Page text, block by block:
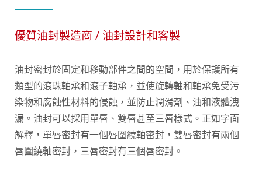
優質油封製造商 / 油封設計和客製
油封密封於固定和移動部件之間的空間，用於保護所有
類型的滾珠軸承和滾子軸承，並使旋轉軸和軸承免受污
染物和腐蝕性材料的侵蝕，並防止潤滑劑、油和液體洩
漏。油封可以採用單唇、雙唇甚至三唇樣式。正如字面
解釋，單唇密封有一個唇圍繞軸密封，雙唇密封有兩個
唇圍繞軸密封，三唇密封有三個唇密封。